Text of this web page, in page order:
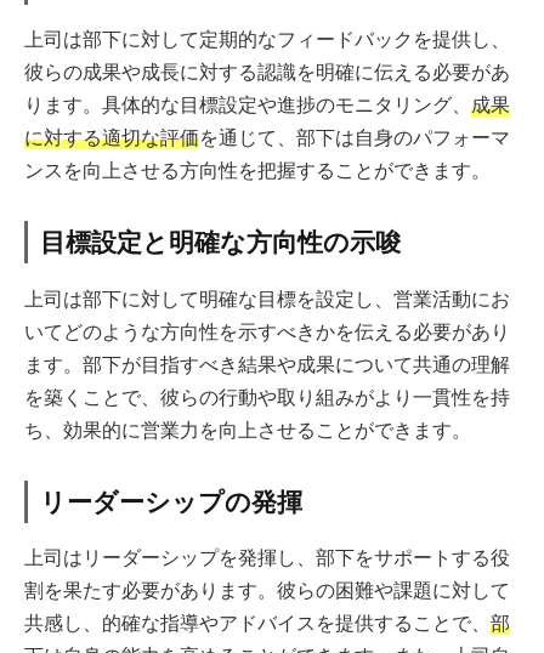
上司は部下に対して定期的なフィードバックを提供し、
彼らの成果や成長に対する認識を明確に伝える必要があ
ります。具体的な目標設定や進捗のモニタリング、 成果
に対する適切な評価を通じて、部下は自身のパフォーマ
ンスを向上させる方向性を把握することができます。
目標設定と明確な方向性の示唆
上司は部下に対して明確な目標を設定し、営業活動にお
いてどのような方向性を示すべきかを伝える必要があり
ます。部下が目指すべき結果や成果について共通の理解
を築くことで、彼らの行動や取り組みがより一貫性を持
ち、効果的に営業力を向上させることができます。
リーダーシップの発揮
上司はリーダーシップを発揮し、部下をサポートする役
割を果たす必要があります。彼らの困難や課題に対して
共感し、的確な指導やアドバイスを提供することで、 部